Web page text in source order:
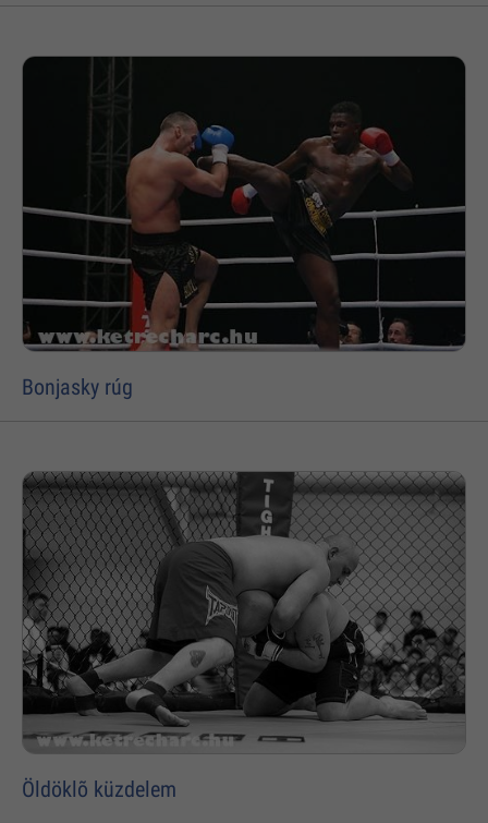
Bonjasky rúg
Öldöklõ küzdelem